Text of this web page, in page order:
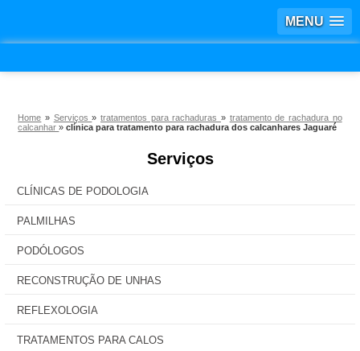
MENU
Home » Serviços»tratamentos para rachaduras » tratamento de rachadura no
calcanhar»clínica para tratamento para rachadura dos calcanhares Jaguaré
Serviços
CLÍNICAS DE PODOLOGIA
PALMILHAS
PODÓLOGOS
RECONSTRUÇÃO DE UNHAS
REFLEXOLOGIA
TRATAMENTOS PARA CALOS